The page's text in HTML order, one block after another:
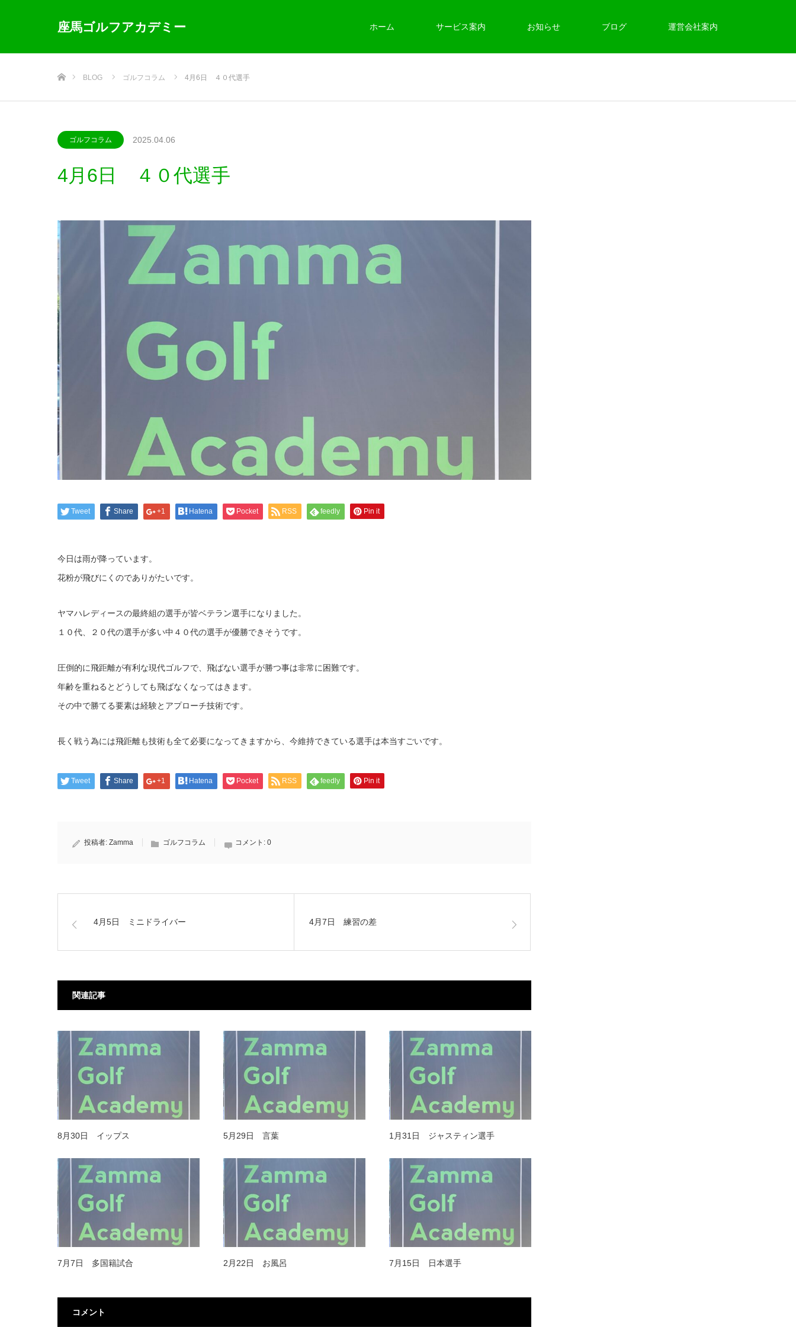
座馬ゴルフアカデミー ホーム サービス案内 お知らせ ブログ 運営会社案内
BLOG ゴルフコラム 4月6日 ４０代選手
ゴルフコラム 2025.04.06
4月6日 ４０代選手
Tweet Share +1 Hatena Pocket RSS feedly Pin it
今日は雨が降っています。
花粉が飛びにくのでありがたいです。
ヤマハレディースの最終組の選手が皆ベテラン選手になりました。
１０代、２０代の選手が多い中４０代の選手が優勝できそうです。
圧倒的に飛距離が有利な現代ゴルフで、飛ばない選手が勝つ事は非常に困難です。
年齢を重ねるとどうしても飛ばなくなってはきます。
その中で勝てる要素は経験とアプローチ技術です。
長く戦う為には飛距離も技術も全て必要になってきますから、今維持できている選手は本当すごいです。
Tweet Share +1 Hatena Pocket RSS feedly Pin it
投稿者: Zamma ゴルフコラム コメント: 0
4月5日 ミニドライバー 4月7日 練習の差
関連記事
8月30日 イップス 5月29日 言葉 1月31日 ジャスティン選手
7月7日 多国籍試合 2月22日 お風呂 7月15日 日本選手
コメント